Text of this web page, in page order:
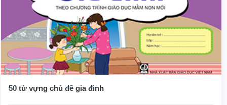
50 từ vựng chủ đề gia đình